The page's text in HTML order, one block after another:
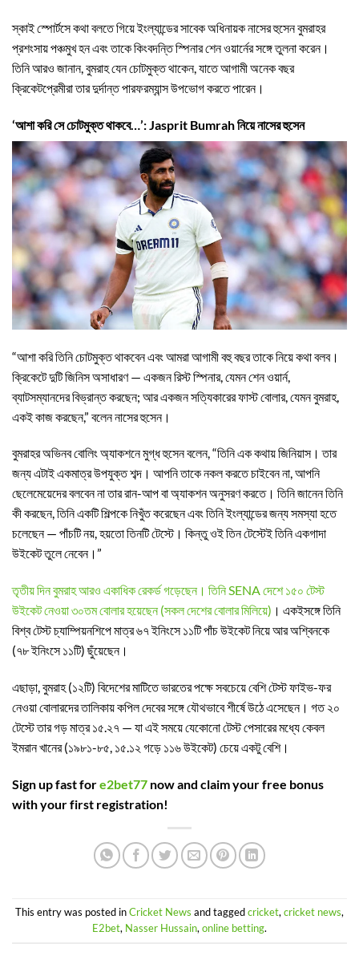
স্কাই স্পোর্টসে কথা বলতে গিয়ে ইংল্যান্ডের সাবেক অধিনায়ক নাসের হুসেন বুমরাহর
প্রশংসায় পঞ্চমুখ হন এবং তাকে কিংবদন্তি স্পিনার শেন ওয়ার্নের সঙ্গে তুলনা করেন।
তিনি আরও জানান, বুমরাহ যেন চোটমুক্ত থাকেন, যাতে আগামী অনেক বছর
ক্রিকেটপ্রেমীরা তার দুর্দান্ত পারফরম্যান্স উপভোগ করতে পারেন।
‘আশা করি সে চোটমুক্ত থাকবে…’: Jasprit Bumrah নিয়ে নাসের হুসেন
“আশা করি তিনি চোটমুক্ত থাকবেন এবং আমরা আগামী বহু বছর তাকে নিয়ে কথা বলব।
ক্রিকেটে দুটি জিনিস অসাধারণ — একজন রিস্ট স্পিনার, যেমন শেন ওয়ার্ন,
ব্যাটসম্যানদের বিভ্রান্ত করছেন; আর একজন সত্যিকারের ফাস্ট বোলার, যেমন বুমরাহ,
একই কাজ করছেন,” বলেন নাসের হুসেন।
বুমরাহর অভিনব বোলিং অ্যাকশনে মুগ্ধ হুসেন বলেন, “তিনি এক কথায় জিনিয়াস। তার
জন্য এটাই একমাত্র উপযুক্ত শব্দ। আপনি তাকে নকল করতে চাইবেন না, আপনি
ছেলেমেয়েদের বলবেন না তার রান-আপ বা অ্যাকশন অনুসরণ করতে। তিনি জানেন তিনি
কী করছেন, তিনি একটি শিল্পকে নিখুঁত করেছেন এবং তিনি ইংল্যান্ডের জন্য সমস্যা হতে
চলেছেন — পাঁচটি নয়, হয়তো তিনটি টেস্টে। কিন্তু ওই তিন টেস্টেই তিনি একগাদা
উইকেট তুলে নেবেন।”
তৃতীয় দিন বুমরাহ আরও একাধিক রেকর্ড গড়েছেন। তিনি SENA দেশে ১৫০ টেস্ট
উইকেট নেওয়া ৩০তম বোলার হয়েছেন (সকল দেশের বোলার মিলিয়ে) । একইসঙ্গে তিনি
বিশ্ব টেস্ট চ্যাম্পিয়নশিপে মাত্র ৬৭ ইনিংসে ১১টি পাঁচ উইকেট নিয়ে আর অশ্বিনকে
(৭৮ ইনিংসে ১১টি) ছুঁয়েছেন।
এছাড়া, বুমরাহ (১২টি) বিদেশের মাটিতে ভারতের পক্ষে সবচেয়ে বেশি টেস্ট ফাইভ-ফর
নেওয়া বোলারদের তালিকায় কপিল দেবের সঙ্গে যৌথভাবে শীর্ষে উঠে এসেছেন। গত ২০
টেস্টে তার গড় মাত্র ১৫.২৭ — যা এই সময়ে যেকোনো টেস্ট পেসারের মধ্যে কেবল
ইমরান খানের (১৯৮১-৮৫, ১৫.১২ গড়ে ১১৬ উইকেট) চেয়ে একটু বেশি।
Sign up fast fore2bet77 now and claim your free bonus
with your first registration!
This entry was posted inCricket News and taggedcricket,cricket news,
E2bet, Nasser Hussain,online betting.